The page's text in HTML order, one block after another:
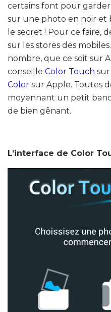
certains font pour
sur une photo en noir et
le secret ! Pour ce faire,
sur les stores des
nombre, que ce soit sur
conseille Color Touch
Color sur Apple. Toutes
moyennant un petit
de bien gênant.
L’interface de Color